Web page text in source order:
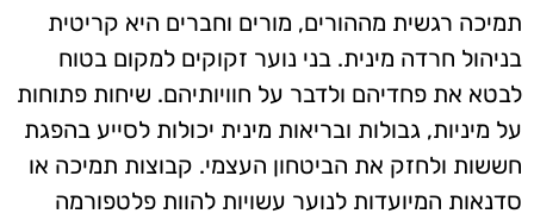
תמיכה רגשית מההורים, מורים וחברים היא קריטית
בניהול חרדה מינית. בני נוער זקוקים למקום בטוח
לבטא את פחדיהם ולדבר על חוויותיהם. שיחות פתוחות
על מיניות, גבולות ובריאות מינית יכולות לסייע בהפגת
חששות ולחזק את הביטחון העצמי. קבוצות תמיכה או
סדנאות המיועדות לנוער עשויות להוות פלטפורמה